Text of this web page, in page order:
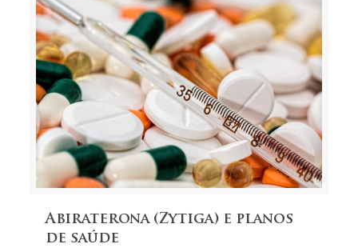
Abiraterona (Zytiga) e planos
de saúde